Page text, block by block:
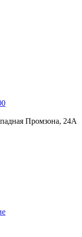
Промзона, 24А